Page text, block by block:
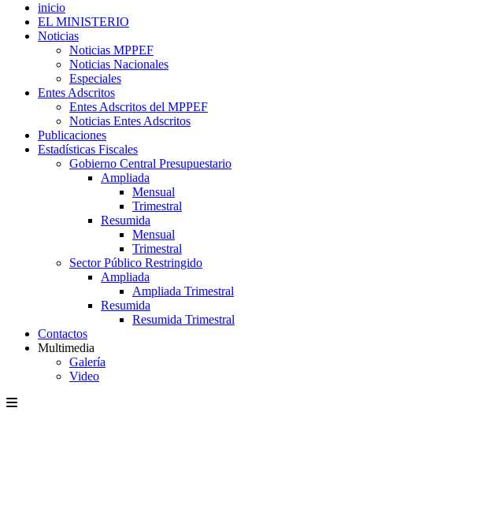
inicio
EL MINISTERIO
Noticias
Noticias MPPEF
Noticias Nacionales
Especiales
Entes Adscritos
Entes Adscritos del MPPEF
Noticias Entes Adscritos
Publicaciones
Estadísticas Fiscales
Gobierno Central Presupuestario
Ampliada
Mensual
Trimestral
Resumida
Mensual
Trimestral
Sector Público Restringido
Ampliada
Ampliada Trimestral
Resumida
Resumida Trimestral
Contactos
Multimedia
Galería
Video